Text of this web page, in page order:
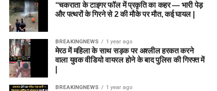
“चकराता के टाइगर फॉल में प्रकृति का कहर — भारी पेड़
और पत्थरों के गिरने से 2 की मौके पर मौत, कई घायल |
BREAKINGNEWS 1 year ago
मेरठ में महिला के साथ सड़क पर अश्लील हरकत करने
वाला युवक वीडियो वायरल होने के बाद पुलिस की गिरफ्त में
BREAKINGNEWS 1 year ago